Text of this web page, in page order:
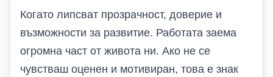
Когато липсват прозрачност, доверие и
възможности за развитие. Работата заема
огромна част от живота ни. Ако не се
чувстваш оценен и мотивиран, това е знак